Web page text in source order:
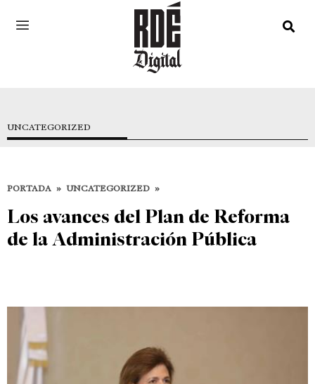
UNCATEGORIZED
PORTADA » UNCATEGORIZED »
Los avances del Plan de Reforma
de la Administración Pública